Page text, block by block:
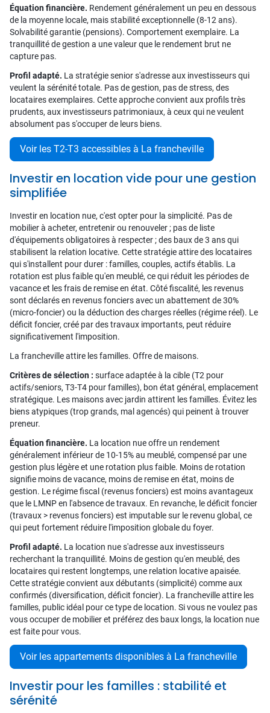
Équation financière. Rendement généralement un peu en dessous
de la moyenne locale, mais stabilité exceptionnelle (8-12 ans).
Solvabilité garantie (pensions). Comportement exemplaire. La
tranquillité de gestion a une valeur que le rendement brut ne
capture pas.
Profil adapté. La stratégie senior s'adresse aux investisseurs qui
veulent la sérénité totale. Pas de gestion, pas de stress, des
locataires exemplaires. Cette approche convient aux profils très
prudents, aux investisseurs patrimoniaux, à ceux qui ne veulent
absolument pas s'occuper de leurs biens.
Voir les T2-T3 accessibles à La francheville
Investir en location vide pour une gestion
simplifiée
Investir en location nue, c'est opter pour la simplicité. Pas de
mobilier à acheter, entretenir ou renouveler ; pas de liste
d'équipements obligatoires à respecter ; des baux de 3 ans qui
stabilisent la relation locative. Cette stratégie attire des locataires
qui s'installent pour durer : familles, couples, actifs établis. La
rotation est plus faible qu'en meublé, ce qui réduit les périodes de
vacance et les frais de remise en état. Côté fiscalité, les revenus
sont déclarés en revenus fonciers avec un abattement de 30%
(micro-foncier) ou la déduction des charges réelles (régime réel). Le
déficit foncier, créé par des travaux importants, peut réduire
significativement l'imposition.
La francheville attire les familles. Offre de maisons.
Critères de sélection : surface adaptée à la cible (T2 pour
actifs/seniors, T3-T4 pour familles), bon état général, emplacement
stratégique. Les maisons avec jardin attirent les familles. Évitez les
biens atypiques (trop grands, mal agencés) qui peinent à trouver
preneur.
Équation financière. La location nue offre un rendement
généralement inférieur de 10-15% au meublé, compensé par une
gestion plus légère et une rotation plus faible. Moins de rotation
signifie moins de vacance, moins de remise en état, moins de
gestion. Le régime fiscal (revenus fonciers) est moins avantageux
que le LMNP en l'absence de travaux. En revanche, le déficit foncier
(travaux > revenus fonciers) est imputable sur le revenu global, ce
qui peut fortement réduire l'imposition globale du foyer.
Profil adapté. La location nue s'adresse aux investisseurs
recherchant la tranquillité. Moins de gestion qu'en meublé, des
locataires qui restent longtemps, une relation locative apaisée.
Cette stratégie convient aux débutants (simplicité) comme aux
confirmés (diversification, déficit foncier). La francheville attire les
familles, public idéal pour ce type de location. Si vous ne voulez pas
vous occuper de mobilier et préférez des baux longs, la location nue
est faite pour vous.
Voir les appartements disponibles à La francheville
Investir pour les familles : stabilité et
sérénité